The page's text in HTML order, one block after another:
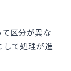
区分が異な
して処理が進